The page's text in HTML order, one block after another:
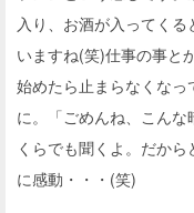
入り、お酒が入ってく
いますね(笑)仕事の事と
始めたら止まらなくな
に。「ごめんね、こん
くらでも聞くよ。だか
に感動・・・(笑)